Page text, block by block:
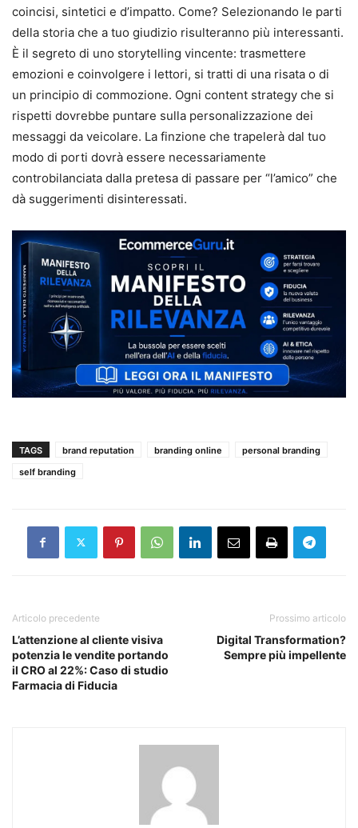
coincisi, sintetici e d’impatto. Come? Selezionando le parti
della storia che a tuo giudizio risulteranno più interessanti.
È il segreto di uno storytelling vincente: trasmettere
emozioni e coinvolgere i lettori, si tratti di una risata o di
un principio di commozione. Ogni content strategy che si
rispetti dovrebbe puntare sulla personalizzazione dei
messaggi da veicolare. La finzione che trapelerà dal tuo
modo di porti dovrà essere necessariamente
controbilanciata dalla pretesa di passare per “l’amico” che
dà suggerimenti disinteressati.
TAGS brand reputation branding online
personal branding
self branding
Articolo precedente
L’attenzione al cliente visiva
potenzia le vendite portando
il CRO al 22%: Caso di studio
Farmacia di Fiducia
Prossimo articolo
Digital Transformation?
Sempre più impellente